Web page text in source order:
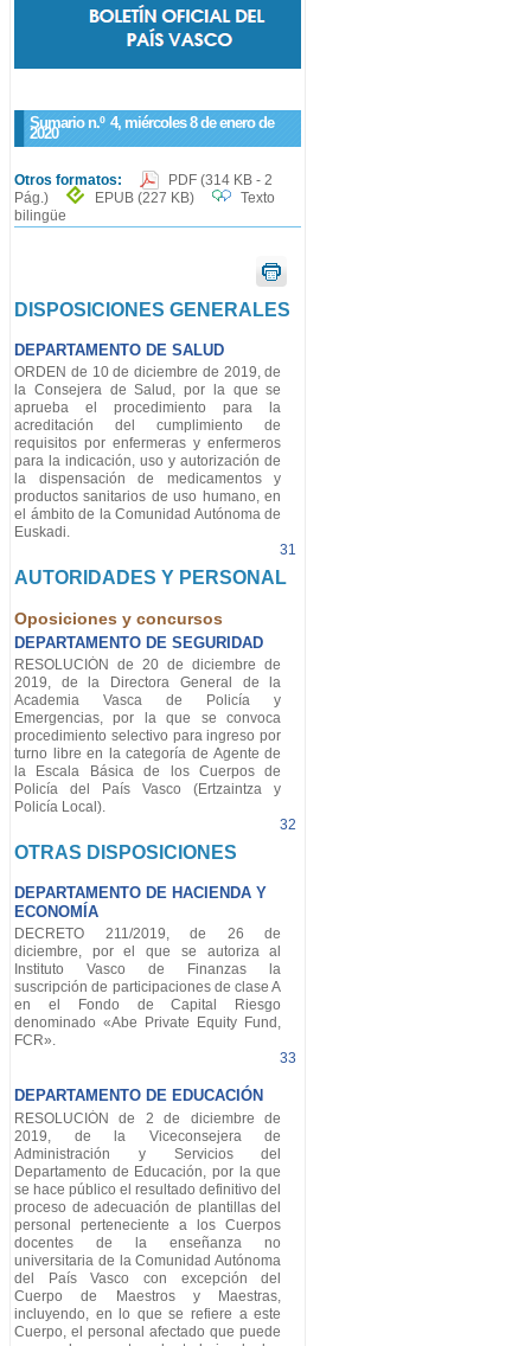
Sumario n.º 4, miércoles 8 de enero de
2020
Otros formatos: PDF (314 KB - 2
Pág.)
EPUB (227 KB)
Texto
bilingüe
DISPOSICIONES GENERALES
DEPARTAMENTO DE SALUD
ORDEN de 10 de diciembre de 2019, de
la Consejera de Salud, por la que se
aprueba el procedimiento para la
acreditación del cumplimiento de
requisitos por enfermeras y enfermeros
para la indicación, uso y autorización de
la dispensación de medicamentos y
productos sanitarios de uso humano, en
el ámbito de la Comunidad Autónoma de
Euskadi.
31
AUTORIDADES Y PERSONAL
Oposiciones y concursos
DEPARTAMENTO DE SEGURIDAD
RESOLUCIÓN de 20 de diciembre de
2019, de la Directora General de la
Academia Vasca de Policía y
Emergencias, por la que se convoca
procedimiento selectivo para ingreso por
turno libre en la categoría de Agente de
la Escala Básica de los Cuerpos de
Policía del País Vasco (Ertzaintza y
Policía Local).
32
OTRAS DISPOSICIONES
DEPARTAMENTO DE HACIENDA Y
ECONOMÍA
DECRETO 211/2019, de 26 de
diciembre, por el que se autoriza al
Instituto Vasco de Finanzas la
suscripción de participaciones de clase A
en el Fondo de Capital Riesgo
denominado «Abe Private Equity Fund,
FCR».
33
DEPARTAMENTO DE EDUCACIÓN
RESOLUCIÓN de 2 de diciembre de
2019, de la Viceconsejera de
Administración y Servicios del
Departamento de Educación, por la que
se hace público el resultado definitivo del
proceso de adecuación de plantillas del
personal perteneciente a los Cuerpos
docentes de la enseñanza no
universitaria de la Comunidad Autónoma
del País Vasco con excepción del
Cuerpo de Maestros y Maestras,
incluyendo, en lo que se refiere a este
Cuerpo, el personal afectado que puede